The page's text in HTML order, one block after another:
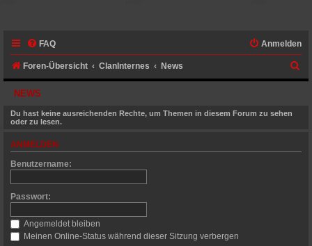
FAQ Anmelden
Foren-Übersicht ClanInternes News
u
NEWS
Du hast keine ausreichenden Rechte, um Themen in diesem Forum zu sehen
oder zu lesen.
ANMELDEN
Benutzername:
Passwort:
Angemeldet bleiben
Meinen Online-Status während dieser Sitzung verbergen